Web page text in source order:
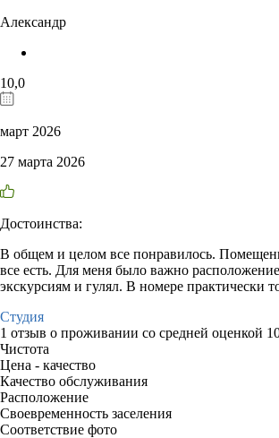
Александр
10,0
март 2026
27 марта 2026
Достоинства:
В общем и целом все понравилось.
все есть. Для меня было важно
экскурсиям и гулял. В номере практически
Студия
1 отзыв о проживании со средней оценкой
Чистота
Цена - качество
Качество обслуживания
Расположение
Своевременность заселения
Соответствие фото